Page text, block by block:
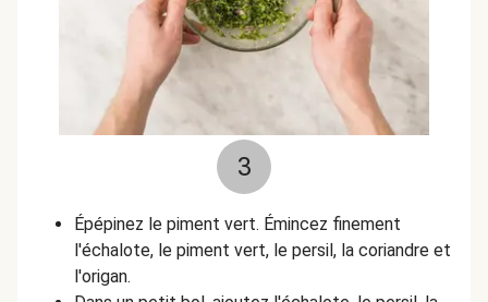
3
Épépinez le piment vert. Émincez finement
l'échalote, le piment vert, le persil, la coriandre et
l'origan.